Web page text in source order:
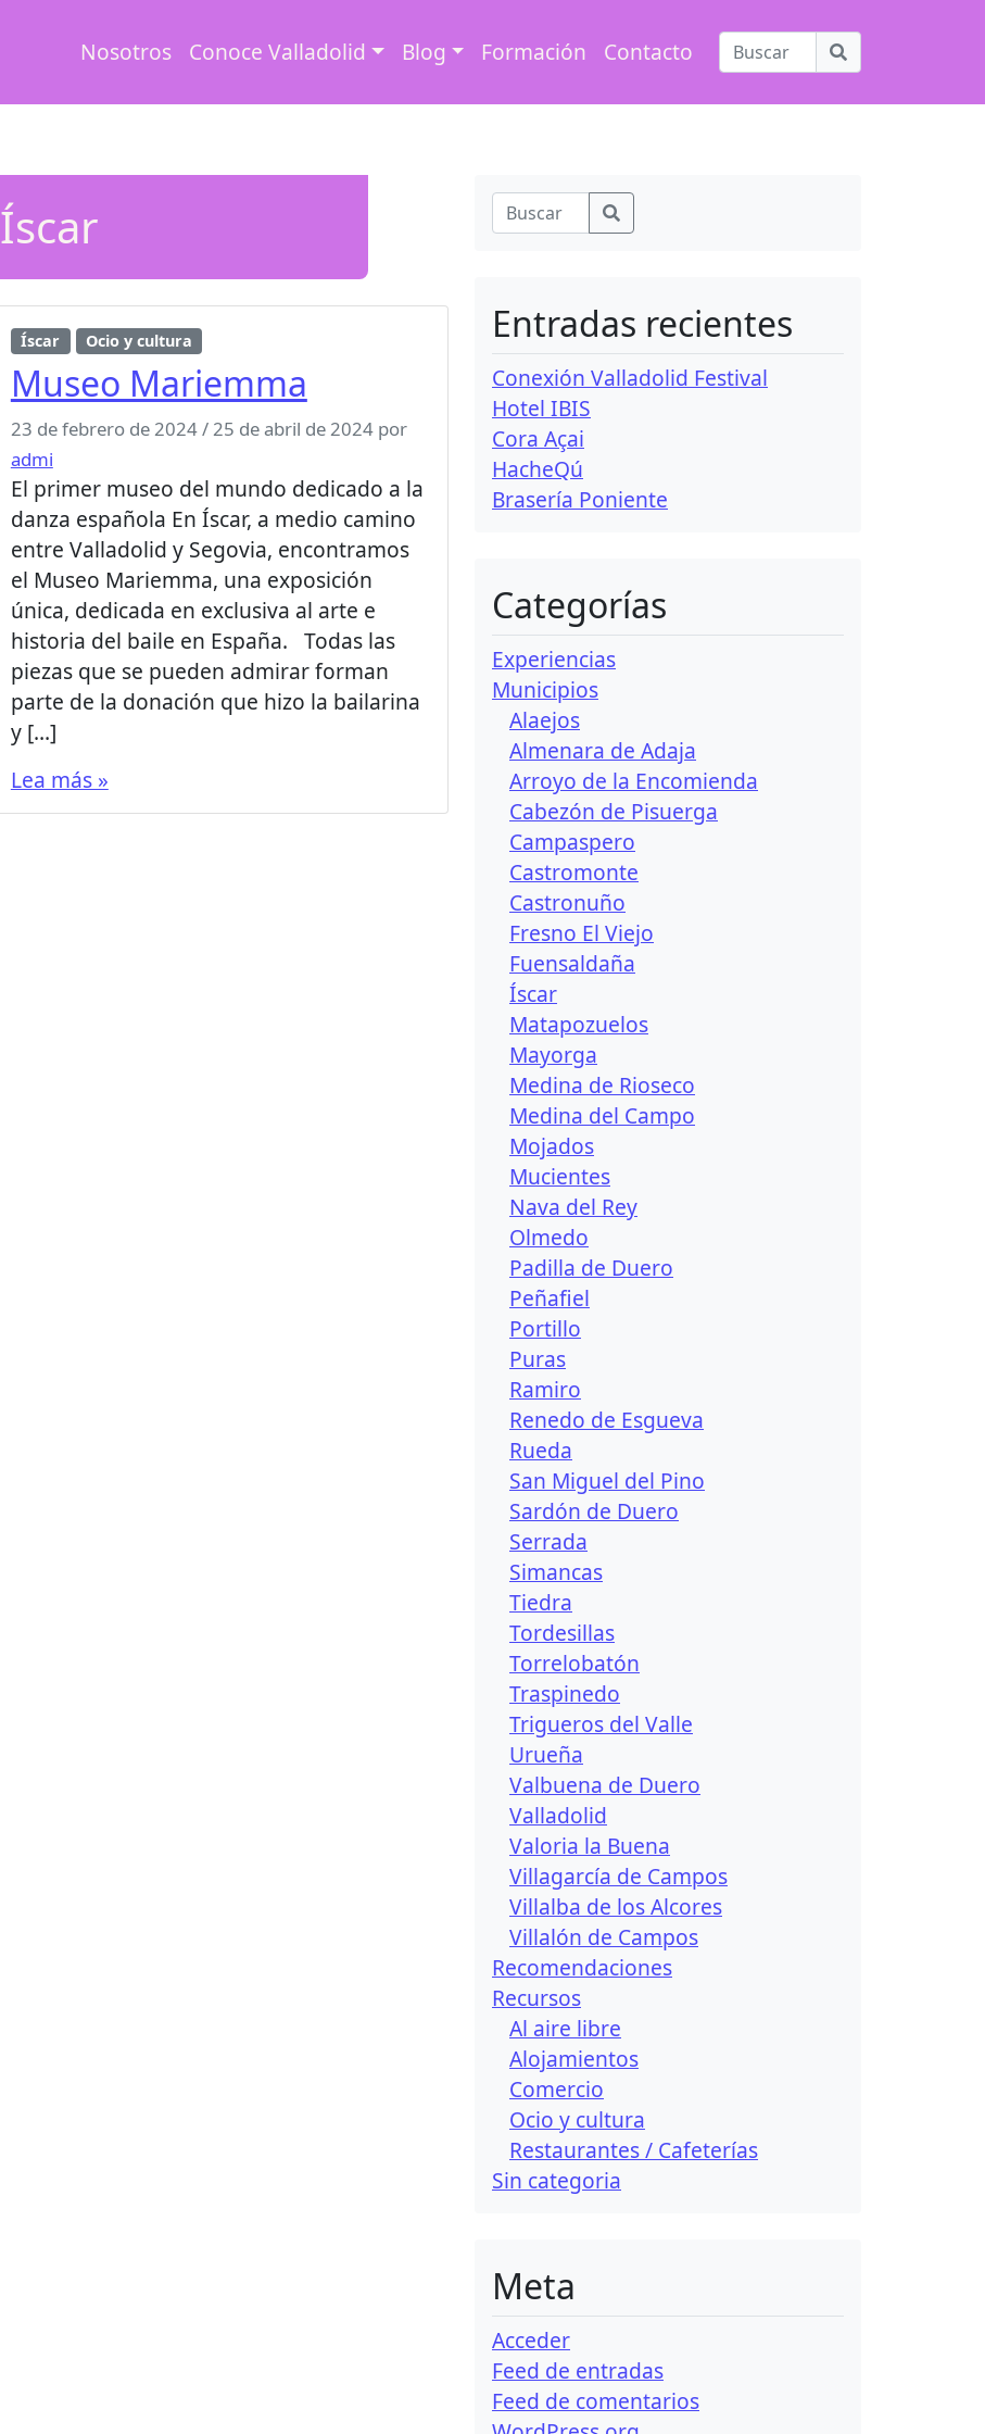
Nosotros Conoce Valladolid Blog Formación Contacto
Íscar
Íscar Ocio y cultura
Museo Mariemma
23 de febrero de 2024/25 de abril de 2024por
admi
El primer museo del mundo dedicado a la
danza española En Íscar, a medio camino
entre Valladolid y Segovia, encontramos
el Museo Mariemma, una exposición
única, dedicada en exclusiva al arte e
historia del baile en España. Todas las
piezas que se pueden admirar forman
parte de la donación que hizo la bailarina
y […]
Lea más »
Entradas recientes
Conexión Valladolid Festival
Hotel IBIS
Cora Açai
HacheQú
Brasería Poniente
Categorías
Experiencias
Municipios
Alaejos
Almenara de Adaja
Arroyo de la Encomienda
Cabezón de Pisuerga
Campaspero
Castromonte
Castronuño
Fresno El Viejo
Fuensaldaña
Íscar
Matapozuelos
Mayorga
Medina de Rioseco
Medina del Campo
Mojados
Mucientes
Nava del Rey
Olmedo
Padilla de Duero
Peñafiel
Portillo
Puras
Ramiro
Renedo de Esgueva
Rueda
San Miguel del Pino
Sardón de Duero
Serrada
Simancas
Tiedra
Tordesillas
Torrelobatón
Traspinedo
Trigueros del Valle
Urueña
Valbuena de Duero
Valladolid
Valoria la Buena
Villagarcía de Campos
Villalba de los Alcores
Villalón de Campos
Recomendaciones
Recursos
Al aire libre
Alojamientos
Comercio
Ocio y cultura
Restaurantes / Cafeterías
Sin categori­a
Meta
Acceder
Feed de entradas
Feed de comentarios